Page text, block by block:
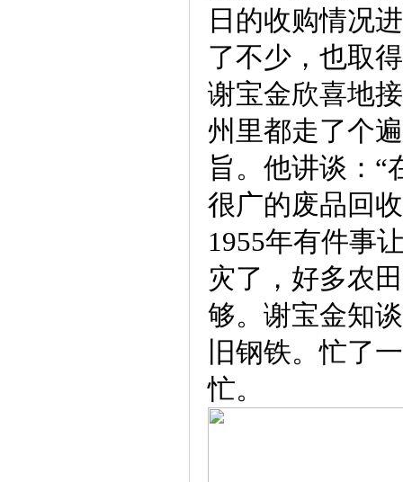
日的收购情况
了不少，也取
谢宝金欣喜地
州里都走了个
旨。他讲谈：“
很广的废品回
1955年有件事
灾了，好多农
够。谢宝金知
旧钢铁。忙了
忙。